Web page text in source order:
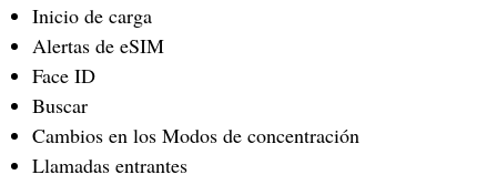
Inicio de carga
Alertas de eSIM
Face ID
Buscar
Cambios en los Modos de concentración
Llamadas entrantes